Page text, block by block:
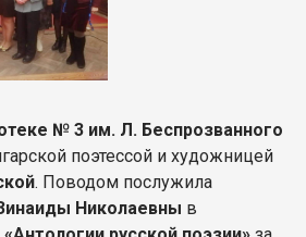
№ 3 им. Л. Беспрозванного
поэтессой и художницей
. Поводом послужила
Николаевны в